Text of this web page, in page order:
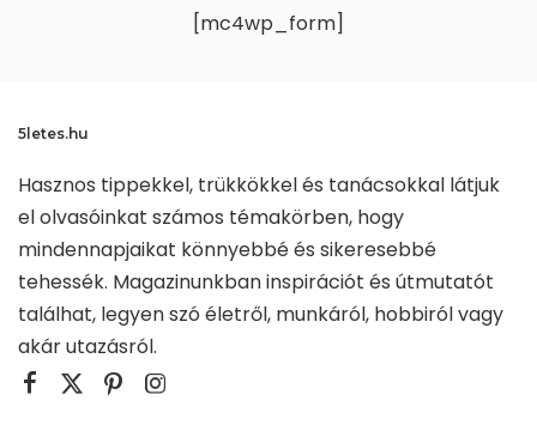
[mc4wp_form]
5letes.hu
Hasznos tippekkel, trükkökkel és tanácsokkal látjuk
el olvasóinkat számos témakörben, hogy
mindennapjaikat könnyebbé és sikeresebbé
tehessék. Magazinunkban inspirációt és útmutatót
találhat, legyen szó életről, munkáról, hobbiról vagy
akár utazásról.